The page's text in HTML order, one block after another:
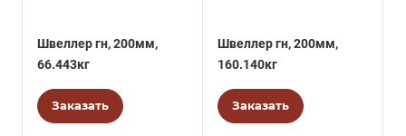
Швеллер гн, 200мм,
66.443кг
Заказать
Швеллер гн, 200мм,
160.140кг
Заказать